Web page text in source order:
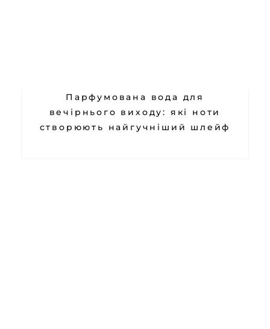
Парфумована вода для
вечірнього виходу: які ноти
створюють найгучніший шлейф